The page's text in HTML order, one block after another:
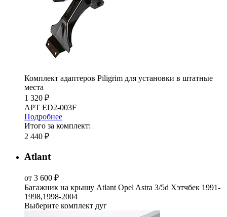
Комплект адаптеров Piligrim для установки в штатные
места
1 320 ₽
АРТ ED2-003F
Подробнее
Итого за комплект:
2 440 ₽
Atlant
от 3 600 ₽
Багажник на крышу Atlant Opel Astra 3/5d Хэтчбек 1991-
1998,1998-2004
Выберите комплект дуг